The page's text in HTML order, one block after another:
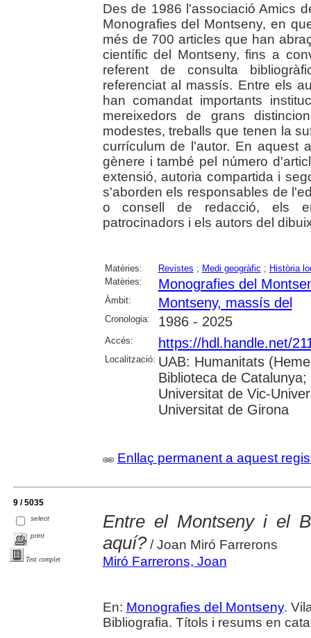
Des de 1986 l'associació Amics
Monografies del Montseny, en
més de 700 articles que han
científic del Montseny, fins a
referent de consulta
referenciat al massís. Entre els
han comandat importants
mereixedors de grans
modestes, treballs que tenen la
currículum de l'autor. En aquest
gènere i també pel número
extensió, autoria compartida i
s'aborden els responsables de
o consell de redacció, els
patrocinadors i els autors del
Matèries: Revistes ; Medi geogràfic ; Història
Matèries:
Monografies del
Àmbit: Montseny, massís del
Cronologia: 1986 - 2025
Accés: https://hdl.handle.net/
Localització: UAB: Humanitats
Biblioteca de
Universitat de Vic-
Universitat de Girona
Enllaç permanent a aquest
9 / 5035
select
print
Text complet
Entre el Montseny i el
aquí?/ Joan Miró Farrerons
Miró Farrerons, Joan
En: Monografies del Montseny.
Bibliografia. Títols i resums en